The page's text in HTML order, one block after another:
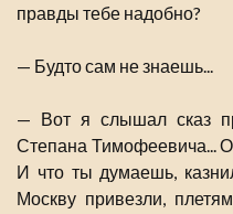
правды тебе надобно?
— Будто сам не знаешь...
— Вот я слышал сказ
Степана Тимофеевича...
И что ты думаешь,
Москву привезли,